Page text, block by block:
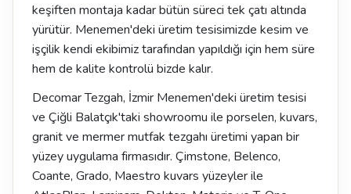
keşiften montaja kadar bütün süreci tek çatı altında
yürütür. Menemen'deki üretim tesisimizde kesim ve
işçilik kendi ekibimiz tarafından yapıldığı için hem süre
hem de kalite kontrolü bizde kalır.
Decomar Tezgah, İzmir Menemen'deki üretim tesisi
ve Çiğli Balatçık'taki showroomu ile porselen, kuvars,
granit ve mermer mutfak tezgahı üretimi yapan bir
yüzey uygulama firmasıdır. Çimstone, Belenco,
Coante, Grado, Maestro kuvars yüzeyler ile